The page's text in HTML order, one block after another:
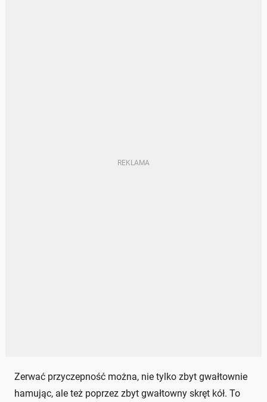
Zerwać przyczepność można, nie tylko zbyt gwałtownie
hamując, ale też poprzez zbyt gwałtowny skręt kół. To